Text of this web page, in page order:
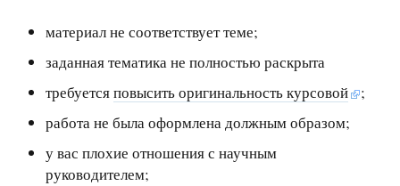
материал не соответствует теме;
заданная тематика не полностью раскрыта
требуетсяповысить оригинальность курсовой
;
работа не была оформлена должным образом;
у вас плохие отношения с научным
руководителем;